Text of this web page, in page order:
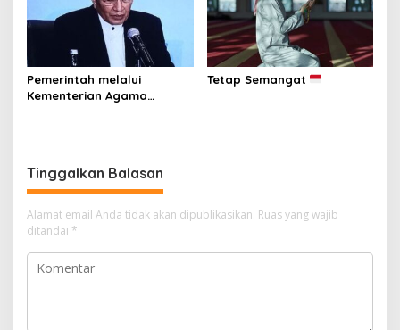
Pemerintah melalui
Kementerian Agama
Tetap Semangat
Tinggalkan Balasan
Alamat email Anda tidak akan dipublikasikan. Ruas yang wajib
ditandai *